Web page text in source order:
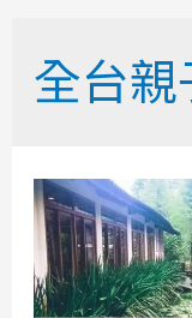
全台